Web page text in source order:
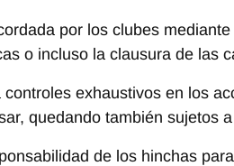
por los clubes
o incluso la clausura de las
exhaustivos en los
quedando también sujetos
de los hinchas